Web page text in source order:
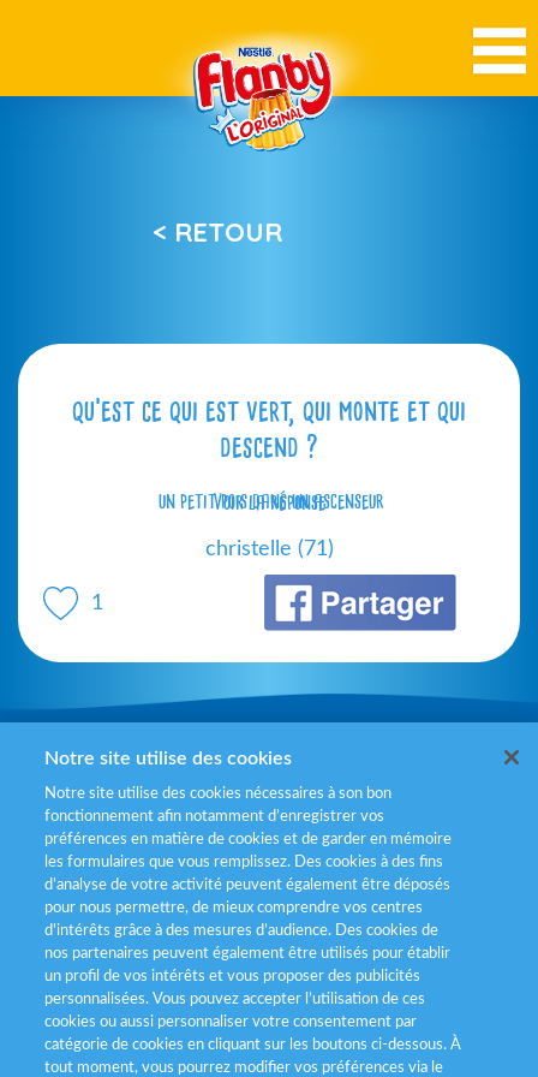
< RETOUR
qu’est ce qui est vert, qui monte et qui
descend ?
Voir la réponse
un petit pois dans un ascenseur
1
christelle (71)
Mentions légales
Politiques de gestion des cookies
Politique données personnelles
Services consommateurs
Déclaration d’accessibilité
Notre site utilise des cookies
Notre site utilise des cookies nécessaires à son bon
fonctionnement afin notamment d’enregistrer vos
préférences en matière de cookies et de garder en mémoire
les formulaires que vous remplissez. Des cookies à des fins
d’analyse de votre activité peuvent également être déposés
pour nous permettre, de mieux comprendre vos centres
d'intérêts grâce à des mesures d’audience. Des cookies de
nos partenaires peuvent également être utilisés pour établir
un profil de vos intérêts et vous proposer des publicités
personnalisées. Vous pouvez accepter l’utilisation de ces
cookies ou aussi personnaliser votre consentement par
catégorie de cookies en cliquant sur les boutons ci-dessous. À
tout moment, vous pourrez modifier vos préférences via le